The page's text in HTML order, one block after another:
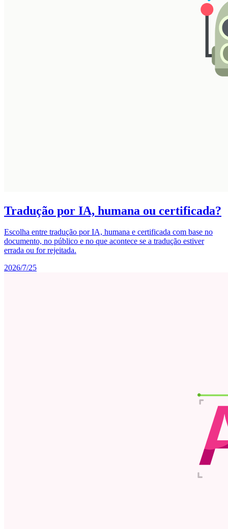
Tradução por IA, humana ou certificada?
Escolha entre tradução por IA, humana e certificada com base no
documento, no público e no que acontece se a tradução estiver
errada ou for rejeitada.
2026/7/25